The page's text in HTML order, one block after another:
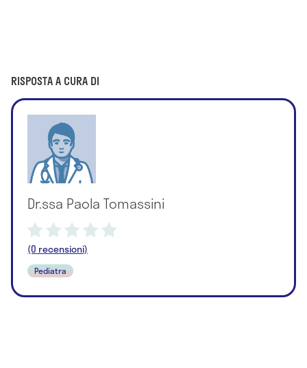
RISPOSTA A CURA DI
Dr.ssa Paola Tomassini
(0 recensioni)
Pediatra